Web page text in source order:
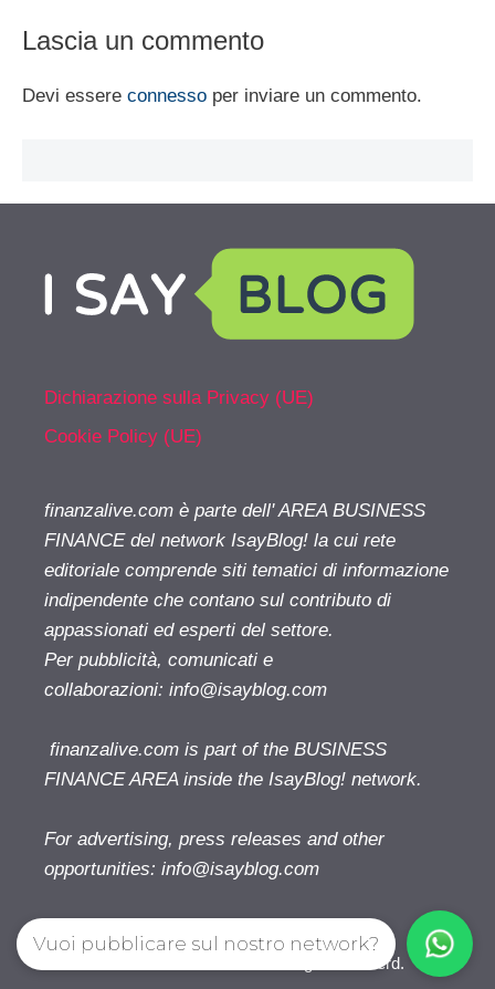
Lascia un commento
Devi essere connesso per inviare un commento.
Dichiarazione sulla Privacy (UE)
Cookie Policy (UE)
finanzalive.com è parte dell' AREA BUSINESS
FINANCE del network IsayBlog! la cui rete
editoriale comprende siti tematici di informazione
indipendente che contano sul contributo di
appassionati ed esperti del settore.
Per pubblicità, comunicati e
collaborazioni: info@isayblog.com
finanzalive.com is part of the BUSINESS
FINANCE AREA inside the IsayBlog! network.
For advertising, press releases and other
opportunities: info@isayblog.com
Finanzalive.com © 2026. All right reserverd.
Vuoi pubblicare sul nostro network?